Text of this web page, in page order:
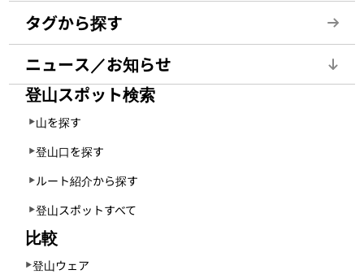
タグから探す
ニュース／お知らせ
登山スポット検索
山を探す
登山口を探す
ルート紹介から探す
登山スポットすべて
比較
登山ウェア